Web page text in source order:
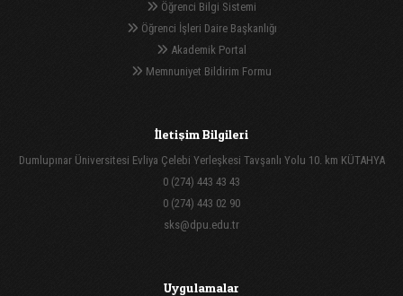
Öğrenci Bilgi Sistemi
Öğrenci İşleri Daire Başkanlığı
Akademik Portal
Memnuniyet Bildirim Formu
İletişim Bilgileri
Dumlupınar Üniversitesi Evliya Çelebi Yerleşkesi Tavşanlı Yolu 10. km KÜTAHYA
0 (274) 443 43 43
0 (274) 443 02 90
sks@dpu.edu.tr
Uygulamalar